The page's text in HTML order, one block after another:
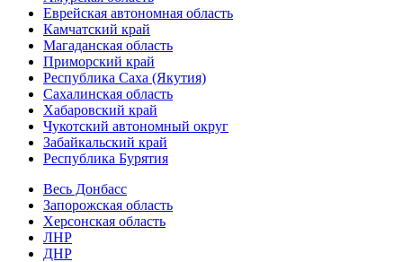
Еврейская автономная область
Камчатский край
Магаданская область
Приморский край
Республика Саха (Якутия)
Сахалинская область
Хабаровский край
Чукотский автономный округ
Забайкальский край
Республика Бурятия
Весь Донбасс
Запорожская область
Херсонская область
ЛНР
ДНР